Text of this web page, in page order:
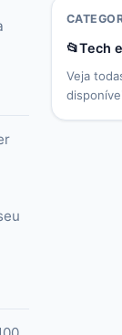
📂Tech
Veja